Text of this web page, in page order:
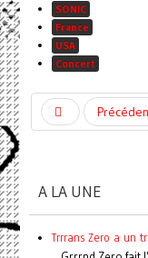
SONIC
France
USA
Concert
A LA UNE
Trrrans Zero a un